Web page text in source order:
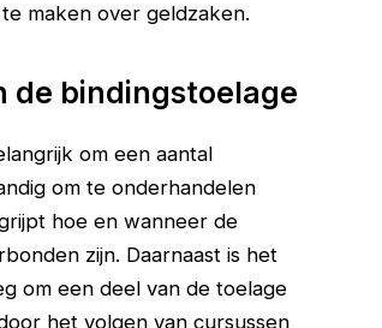
maken over geldzaken.
de bindingstoelage
om een aantal
om te onderhandelen
hoe en wanneer de
zijn. Daarnaast is het
om een deel van de toelage
het volgen van cursussen